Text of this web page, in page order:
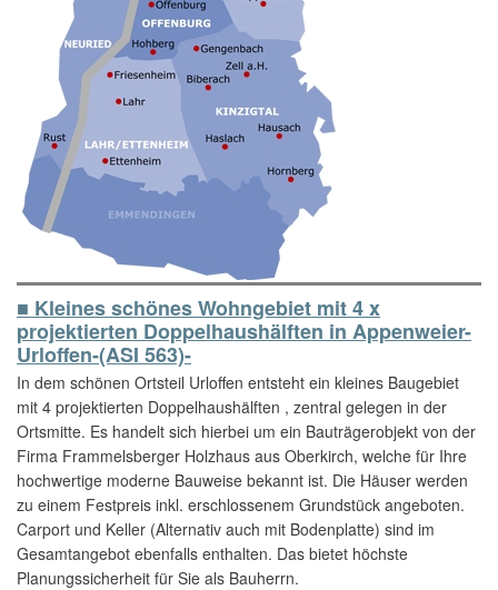
■ Kleines schönes Wohngebiet mit 4 x
projektierten Doppelhaushälften in Appenweier-
Urloffen-(ASI 563)-
In dem schönen Ortsteil Urloffen entsteht ein kleines Baugebiet
mit 4 projektierten Doppelhaushälften , zentral gelegen in der
Ortsmitte. Es handelt sich hierbei um ein Bauträgerobjekt von der
Firma Frammelsberger Holzhaus aus Oberkirch, welche für Ihre
hochwertige moderne Bauweise bekannt ist. Die Häuser werden
zu einem Festpreis inkl. erschlossenem Grundstück angeboten.
Carport und Keller (Alternativ auch mit Bodenplatte) sind im
Gesamtangebot ebenfalls enthalten. Das bietet höchste
Planungssicherheit für Sie als Bauherrn.